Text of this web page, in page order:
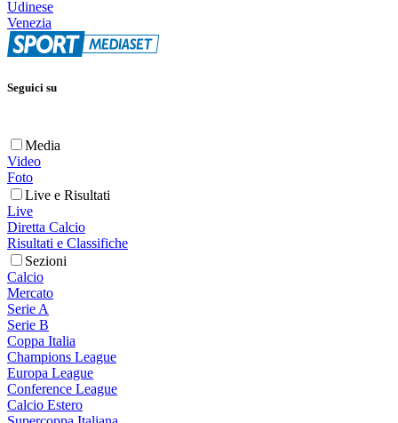
Udinese
Venezia
Seguici su
Media
Video
Foto
Live e Risultati
Live
Diretta Calcio
Risultati e Classifiche
Sezioni
Calcio
Mercato
Serie A
Serie B
Coppa Italia
Champions League
Europa League
Conference League
Calcio Estero